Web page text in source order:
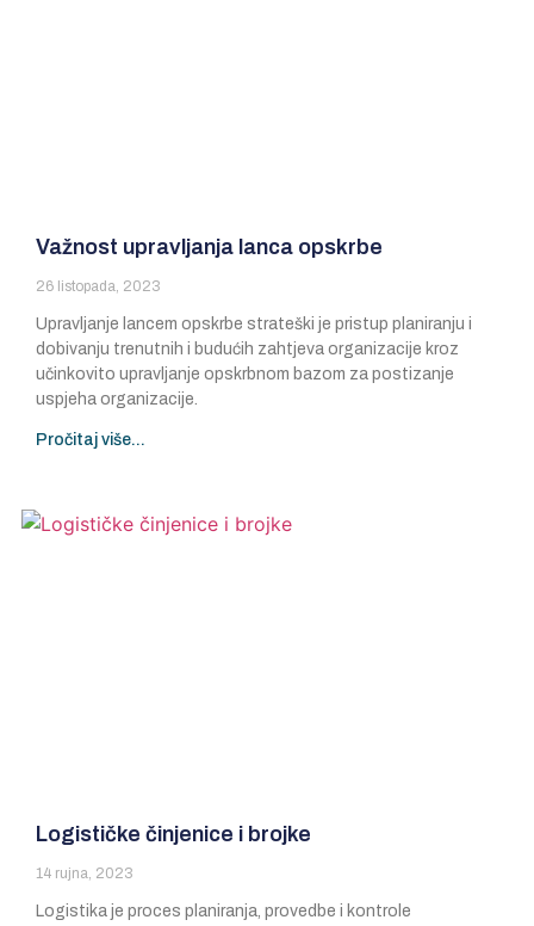
Važnost upravljanja lanca opskrbe
26 listopada, 2023
Upravljanje lancem opskrbe strateški je pristup planiranju i
dobivanju trenutnih i budućih zahtjeva organizacije kroz
učinkovito upravljanje opskrbnom bazom za postizanje
uspjeha organizacije.
Pročitaj više...
Logističke činjenice i brojke
14 rujna, 2023
Logistika je proces planiranja, provedbe i kontrole